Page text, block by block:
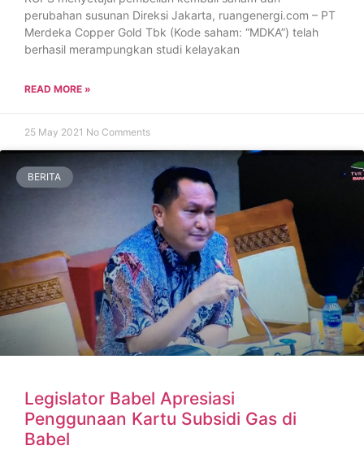
perubahan susunan Direksi Jakarta, ruangenergi.com – PT
Merdeka Copper Gold Tbk (Kode saham: “MDKA”) telah
berhasil merampungkan studi kelayakan
READ MORE »
25 May 2021 No Comments
BERITA
Legislator Babel Apresiasi
Penggunaan Kartu Subsidi Gas di
Babel